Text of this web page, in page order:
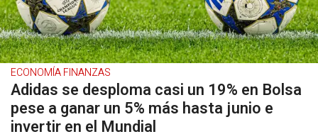
ECONOMÍA FINANZAS
Adidas se desploma casi un 19% en Bolsa
pese a ganar un 5% más hasta junio e
invertir en el Mundial